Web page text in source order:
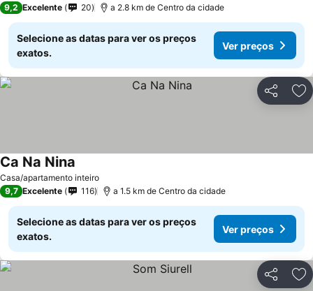
9,2 Excelente 20 a 2.8 km de Centro da cidade
Selecione as datas para ver os preços
exatos.
Ver preços
Partilhar
Casa/apartamento inteiro
Ca Na Nina
9,7 Excelente 116 a 1.5 km de Centro da cidade
Selecione as datas para ver os preços
exatos.
Ver preços
Partilhar